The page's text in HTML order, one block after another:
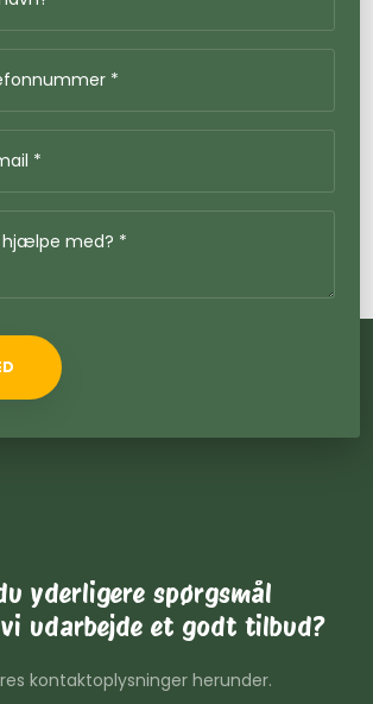
yderligere spørgsmål
udarbejde et godt tilbud?
kontaktoplysninger herunder.